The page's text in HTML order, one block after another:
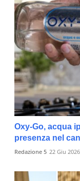
Oxy-Go, acqua
presenza nel
Redazione 5 22 Giu